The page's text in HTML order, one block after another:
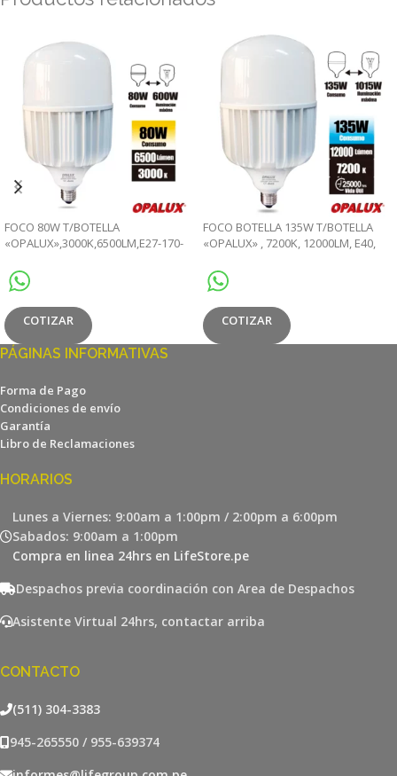
FOCO 80W T/BOTELLA
«OPALUX»,3000K,6500LM,E27-170-
COTIZAR
FOCO BOTELLA 135W T/BOTELLA
«OPALUX» , 7200K, 12000LM, E40,
COTIZAR
PÁGINAS INFORMATIVAS
Forma de Pago
Condiciones de envío
Garantía
Libro de Reclamaciones
HORARIOS
Lunes a Viernes: 9:00am a 1:00pm / 2:00pm a 6:00pm
Sabados: 9:00am a 1:00pm
Compra en linea 24hrs en LifeStore.pe
Despachos previa coordinación con Area de Despachos
Asistente Virtual 24hrs, contactar arriba
CONTACTO
(511) 304-3383
945-265550 / 955-639374